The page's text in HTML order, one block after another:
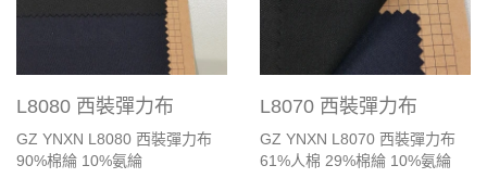
L8080 西裝彈力布
GZ YNXN L8080 西裝彈力布
90%棉綸 10%氨綸
L8070 西裝彈力布
GZ YNXN L8070 西裝彈力布
61%人棉 29%棉綸 10%氨綸